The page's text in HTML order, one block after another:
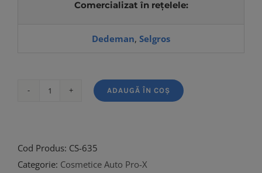
Comercializat în rețelele:
Dedeman, Selgros
ADAUGĂ ÎN COȘ
Cod Produs: CS-635
Categorie: Cosmetice Auto Pro-X